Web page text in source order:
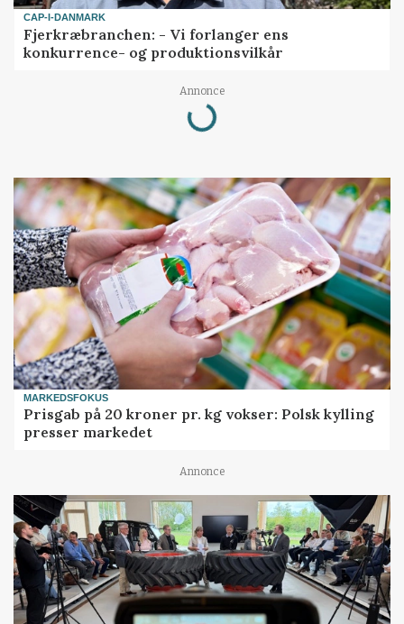
CAP-I-DANMARK
Fjerkræbranchen: - Vi forlanger ens
konkurrence- og produktionsvilkår
Annonce
Loading...
MARKEDSFOKUS
Prisgab på 20 kroner pr. kg vokser: Polsk kylling
presser markedet
Annonce